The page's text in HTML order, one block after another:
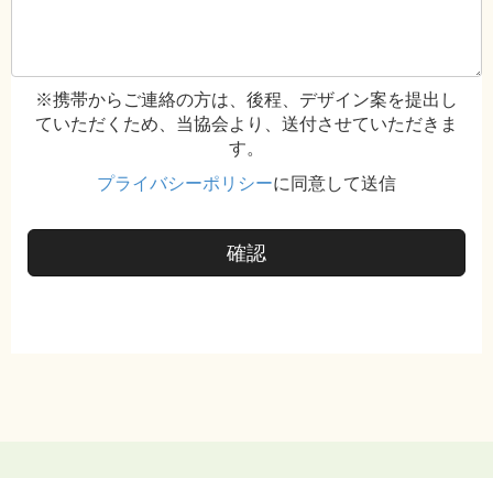
※携帯からご連絡の方は、後程、デザイン案を提出し
ていただくため、当協会より、送付させていただきま
す。
プライバシーポリシーに同意して送信
確認